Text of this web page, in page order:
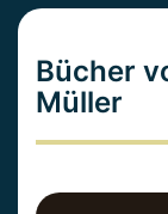
Bücher
Müller